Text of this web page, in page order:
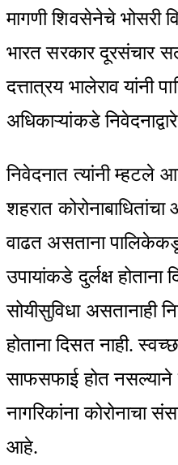
मागणी शिवसेनेचे भोसरी
भारत सरकार दूरसंचार
दत्तात्रय भालेराव यांनी
अधिकाऱ्यांकडे
निवेदनात त्यांनी म्हटले
शहरात
वाढत असताना
उपायांकडे दुर्लक्ष
सोयीसुविधा असतानाही
होताना दिसत नाही.
साफसफाई होत नसल्याने
नागरिकांना कोरोनाचा
आहे.